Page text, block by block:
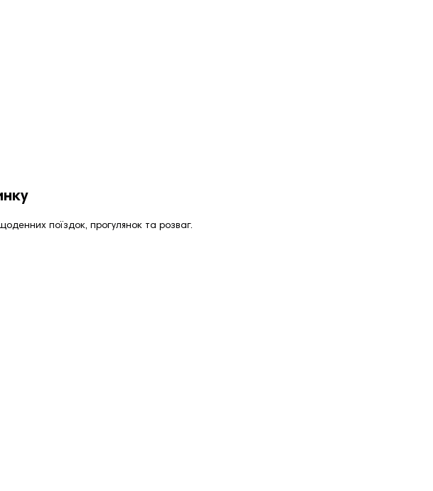
поїздок, прогулянок та розваг.